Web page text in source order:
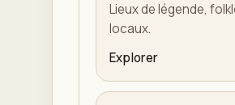
Lieux de légende,
locaux.
Explorer